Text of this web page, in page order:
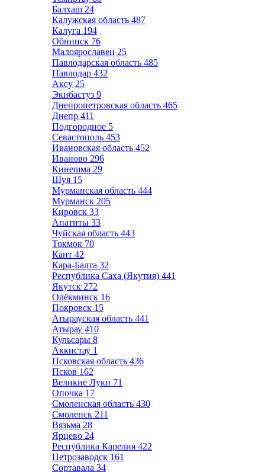
Балхаш 24
Калужская область 487
Калуга 194
Обнинск 76
Малоярославец 25
Павлодарская область 485
Павлодар 432
Аксу 25
Экибастуз 9
Днепропетровская область 465
Днепр 411
Подгородное 5
Севастополь 453
Ивановская область 452
Иваново 296
Кинешма 29
Шуя 15
Мурманская область 444
Мурманск 205
Кировск 33
Апатиты 33
Чуйская область 443
Токмок 70
Кант 42
Кара-Балта 32
Республика Саха (Якутия) 441
Якутск 272
Олёкминск 16
Покровск 15
Атырауская область 441
Атырау 410
Кульсары 8
Аккистау 1
Псковская область 436
Псков 162
Великие Луки 71
Опочка 17
Смоленская область 430
Смоленск 211
Вязьма 28
Ярцево 24
Республика Карелия 422
Петрозаводск 161
Сортавала 34